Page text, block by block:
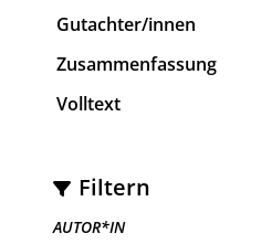
Gutachter/innen
Zusammenfassung
Volltext
Filtern
AUTOR*IN